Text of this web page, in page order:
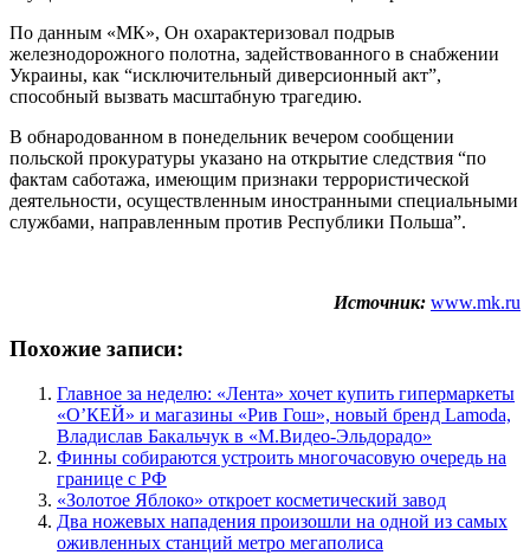
По данным «МК», Он охарактеризовал подрыв
железнодорожного полотна, задействованного в снабжении
Украины, как “исключительный диверсионный акт”,
способный вызвать масштабную трагедию.
В обнародованном в понедельник вечером сообщении
польской прокуратуры указано на открытие следствия “по
фактам саботажа, имеющим признаки террористической
деятельности, осуществленным иностранными специальными
службами, направленным против Республики Польша”.
Источник: www.mk.ru
Похожие записи:
Главное за неделю: «Лента» хочет купить гипермаркеты
«О’КЕЙ» и магазины «Рив Гош», новый бренд Lamoda,
Владислав Бакальчук в «М.Видео-Эльдорадо»
Финны собираются устроить многочасовую очередь на
границе с РФ
«Золотое Яблоко» откроет косметический завод
Два ножевых нападения произошли на одной из самых
оживленных станций метро мегаполиса